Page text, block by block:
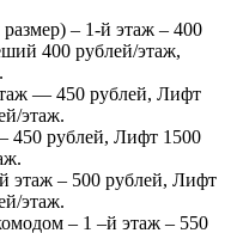
– 1-й этаж – 400
400 рублей/этаж,
— 450 рублей, Лифт
этаж.
450 рублей, Лифт 1500
этаж – 500 рублей, Лифт
этаж.
– 1 –й этаж – 550